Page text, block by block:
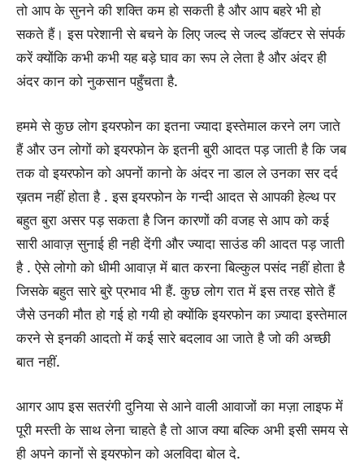
तो आप के सुनने की शक्ति कम हो सकती है और आप बहरे भी हो
सकते हैं। इस परेशानी से बचने के लिए जल्द से जल्द डॉक्टर से संपर्क
करें क्योंकि कभी कभी यह बड़े घाव का रूप ले लेता है और अंदर ही
अंदर कान को नुकसान पहुँचता है.
हममे से कुछ लोग इयरफोन का इतना ज्यादा इस्तेमाल करने लग जाते
हैं और उन लोगों को इयरफोन के इतनी बुरी आदत पड़ जाती है कि जब
तक वो इयरफोन को अपनों कानो के अंदर ना डाल ले उनका सर दर्द
ख़तम नहीं होता है . इस इयरफोन के गन्दी आदत से आपकी हेल्थ पर
बहुत बुरा असर पड़ सकता है जिन कारणों की वजह से आप को कई
सारी आवाज़ सुनाई ही नही देंगी और ज्यादा साउंड की आदत पड़ जाती
है . ऐसे लोगो को धीमी आवाज़ में बात करना बिल्कुल पसंद नहीं होता है
जिसके बहुत सारे बुरे प्रभाव भी हैं. कुछ लोग रात में इस तरह सोते हैं
जैसे उनकी मौत हो गई हो गयी हो क्योंकि इयरफोन का ज़्यादा इस्तेमाल
करने से इनकी आदतो में कई सारे बदलाव आ जाते है जो की अच्छी
बात नहीं.
आगर आप इस सतरंगी दुनिया से आने वाली आवाजों का मज़ा लाइफ में
पूरी मस्ती के साथ लेना चाहते है तो आज क्या बल्कि अभी इसी समय से
ही अपने कानों से इयरफोन को अलविदा बोल दे.